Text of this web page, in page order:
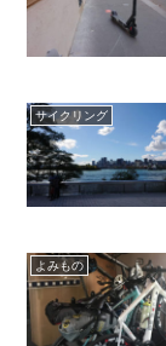
サイクリング
よみもの